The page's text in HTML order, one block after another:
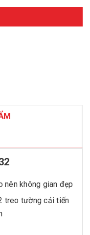
nên không gian đẹp
treo tường cải tiến